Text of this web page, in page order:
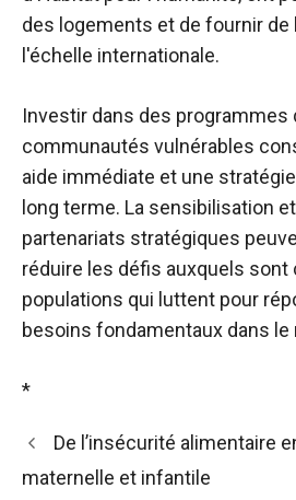
des logements et de fournir de
l'échelle internationale.
Investir dans des
communautés vulnérables
aide immédiate et une
long terme. La sensibilisation
partenariats stratégiques
réduire les défis auxquels
populations qui luttent pour
besoins fondamentaux dans le
*
De l’insécurité alimentaire
maternelle et infantile